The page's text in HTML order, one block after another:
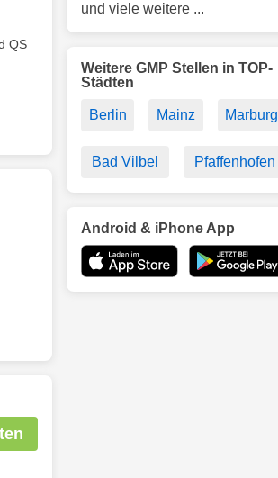
QS
und viele weitere ...
Weitere GMP Stellen in TOP-
Städten
Berlin Mainz Marburg
Bad Vilbel Pfaffenhofen
Android & iPhone App